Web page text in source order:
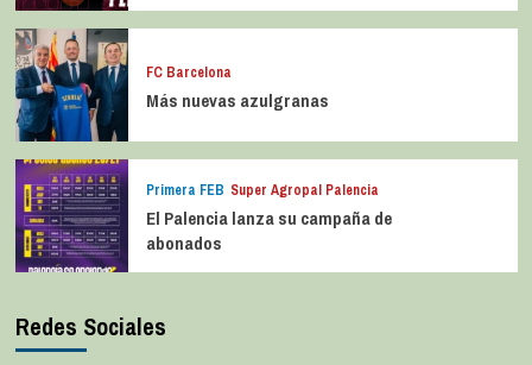
FC Barcelona
Más nuevas azulgranas
Primera FEB Super Agropal Palencia
El Palencia lanza su campaña de
abonados
Redes Sociales